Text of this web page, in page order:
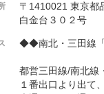
〒1410021 東京都
白金台３０２号
◆◆南北・三田線
都営三田線/南北線
１番出口より出て